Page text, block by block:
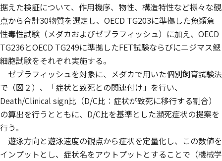
据えた検証について、作用機序、物性、構造特性など様々な観
点から合計30物質を選定し、OECD TG203に準拠した魚類急
性毒性試験（メダカおよびゼブラフィッシュ）に加え、OECD
TG236とOECD TG249に準拠したFET試験ならびにニジマス鰓
細胞試験をそれぞれ実施する。
ゼブラフィッシュを対象に、メダカで用いた個別飼育試験法
で（図２）、「症状と致死との関連付け」を行い、
Death/Clinical sign比（D/C比：症状が致死に移行する割合）
の算出を行うとともに、D/C比を基準とした瀕死症状の提案を
行う。
遊泳方向と遊泳速度の観点から症状を定量化し、この数値を
インプットとし、症状名をアウトプットとすることで（機械学